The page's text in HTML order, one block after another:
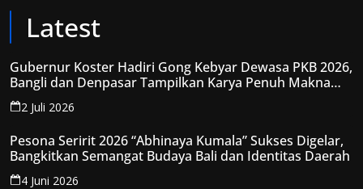
Latest
Gubernur Koster Hadiri Gong Kebyar Dewasa PKB 2026,
Bangli dan Denpasar Tampilkan Karya Penuh Makna
Spiritual
2 Juli 2026
Pesona Seririt 2026 “Abhinaya Kumala” Sukses Digelar,
Bangkitkan Semangat Budaya Bali dan Identitas Daerah
4 Juni 2026